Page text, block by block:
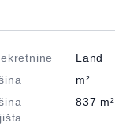
Land
m²
837 m²